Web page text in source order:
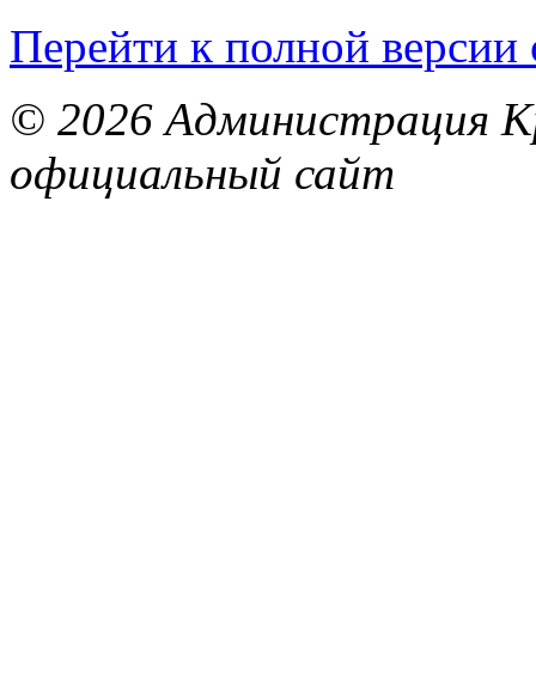
Перейти к полной версии
© 2026 Администрация
официальный сайт